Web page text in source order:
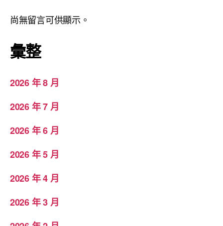
尚無留言可供顯示。
彙整
2026 年 8 月
2026 年 7 月
2026 年 6 月
2026 年 5 月
2026 年 4 月
2026 年 3 月